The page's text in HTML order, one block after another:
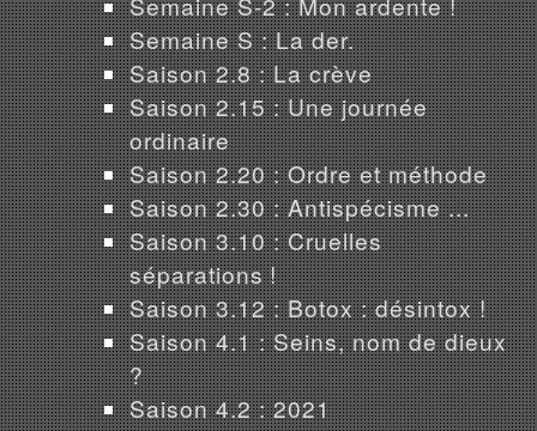
Semaine S : La der.
Saison 2.8 : La crève
Saison 2.15 : Une journée
ordinaire
Saison 2.20 : Ordre et méthode
Saison 2.30 : Antispécisme ...
Saison 3.10 : Cruelles
séparations !
Saison 3.12 : Botox : désintox !
Saison 4.1 : Seins, nom de dieux
?
Saison 4.2 : 2021